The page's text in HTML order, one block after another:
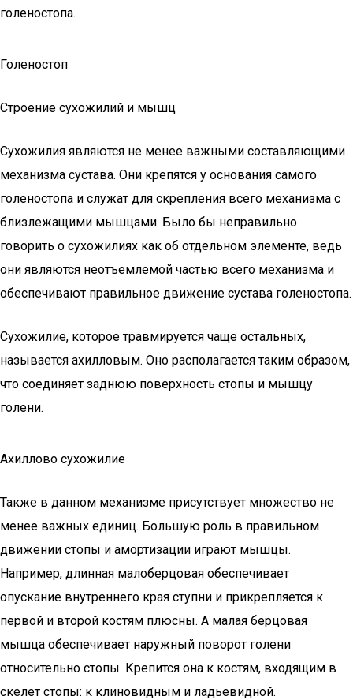
голеностопа.
Голеностоп
Строение сухожилий и мышц
Сухожилия являются не менее важными составляющими
механизма сустава. Они крепятся у основания самого
голеностопа и служат для скрепления всего механизма с
близлежащими мышцами. Было бы неправильно
говорить о сухожилиях как об отдельном элементе, ведь
они являются неотъемлемой частью всего механизма и
обеспечивают правильное движение сустава голеностопа.
Сухожилие, которое травмируется чаще остальных,
называется ахилловым. Оно располагается таким образом,
что соединяет заднюю поверхность стопы и мышцу
голени.
Ахиллово сухожилие
Также в данном механизме присутствует множество не
менее важных единиц. Большую роль в правильном
движении стопы и амортизации играют мышцы.
Например, длинная малоберцовая обеспечивает
опускание внутреннего края ступни и прикрепляется к
первой и второй костям плюсны. А малая берцовая
мышца обеспечивает наружный поворот голени
относительно стопы. Крепится она к костям, входящим в
скелет стопы: к клиновидным и ладьевидной.